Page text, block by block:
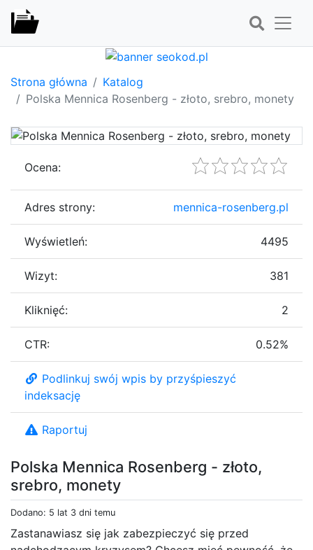
Strona główna
Katalog
Polska Mennica Rosenberg - złoto, srebro, monety
Polska Mennica Rosenberg - złoto,
srebro, monety
Dodano: 5 lat 3 dni temu
Zastanawiasz się jak zabezpieczyć się przed
Ocena:
Adres strony: mennica-rosenberg.pl
Wyświetleń: 4495
Wizyt: 381
Kliknięć: 2
CTR: 0.52%
Podlinkuj swój wpis by przyśpieszyć
indeksację
Raportuj